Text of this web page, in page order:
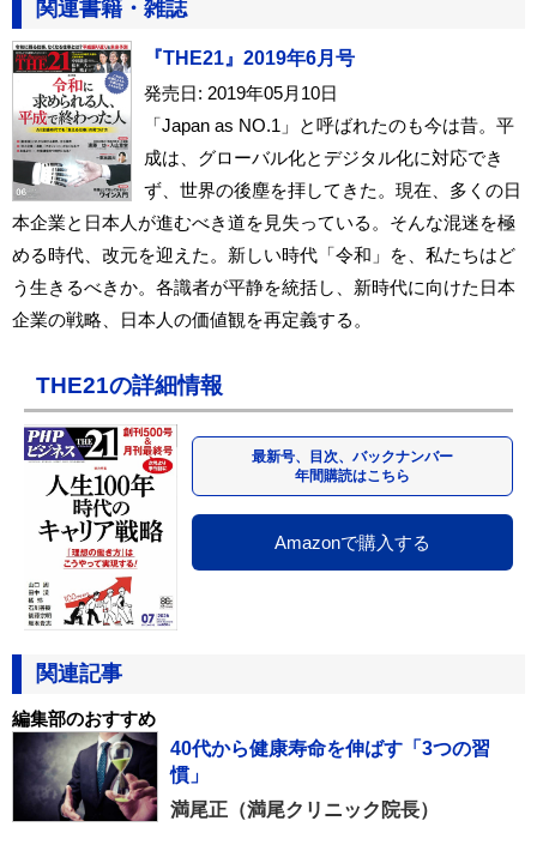
関連書籍・雑誌
『THE21』2019年6月号
発売日: 2019年05月10日
「Japan as NO.1」と呼ばれたのも今は昔。平
成は、グローバル化とデジタル化に対応でき
ず、世界の後塵を拝してきた。現在、多くの日
本企業と日本人が進むべき道を見失っている。そんな混迷を極
める時代、改元を迎えた。新しい時代「令和」を、私たちはど
う生きるべきか。各識者が平静を統括し、新時代に向けた日本
企業の戦略、日本人の価値観を再定義する。
THE21の詳細情報
最新号、目次、バックナンバー
年間購読はこちら
Amazonで購入する
関連記事
編集部のおすすめ
40代から健康寿命を伸ばす「3つの習
慣」
満尾正（満尾クリニック院長）